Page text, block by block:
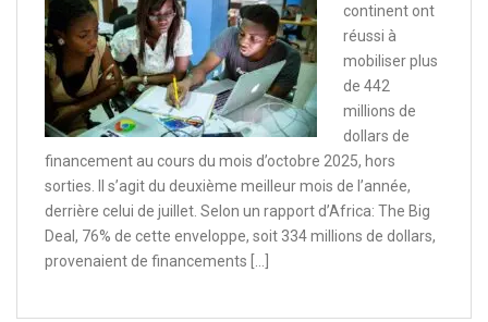
continent ont
réussi à
mobiliser plus
de 442
millions de
dollars de
financement au cours du mois d’octobre 2025, hors
sorties. Il s’agit du deuxième meilleur mois de l’année,
derrière celui de juillet. Selon un rapport d’Africa: The Big
Deal, 76% de cette enveloppe, soit 334 millions de dollars,
provenaient de financements […]